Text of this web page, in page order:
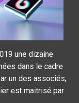
une dizaine
dans le cadre
un des associés,
est maitrisé par